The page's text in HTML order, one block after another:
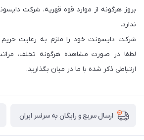
بروز هرگونه از موارد قوه قهریه، شرکت
ندارد.
شرکت دایسونت خود را ملزم به رعایت حریم
لطفا در صورت مشاهده هرگونه تخلف،
ارتباطی ذکر شده با ما در میان بگذارید.
ارسال سریع و رایگان به سراسر ایران